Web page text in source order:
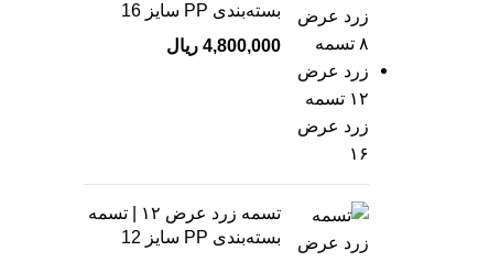
بسته‌بندی PP سایز 16
4,800,000 ریال
تسمه زرد عرض ۱۲ | تسمه
بسته‌بندی PP سایز 12